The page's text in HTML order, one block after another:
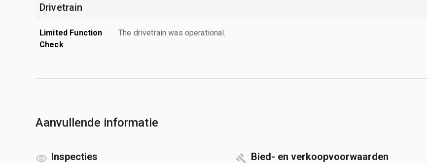
Drivetrain
Limited Function
Check
The drivetrain was operational.
Aanvullende informatie
Inspecties Bied- en verkoopvoorwaarden